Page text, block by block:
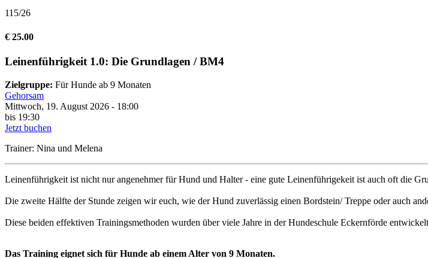
115/26
€ 25.00
Leinenführigkeit 1.0: Die Grundlagen / BM4
Zielgruppe: Für Hunde ab 9 Monaten
Gehorsam
Mittwoch, 19. August 2026 - 18:00
bis 19:30
Jetzt buchen
Trainer: Nina und Melena
Leinenführigkeit ist nicht nur angenehmer für Hund und Halter - eine gute Leinenführigekeit ist auch oft die
Die zweite Hälfte der Stunde zeigen wir euch, wie der Hund zuverlässig einen Bordstein/ Treppe oder auch
Diese beiden effektiven Trainingsmethoden wurden über viele Jahre in der Hundeschule Eckernförde
Das Training eignet sich für Hunde ab einem Alter von 9 Monaten.